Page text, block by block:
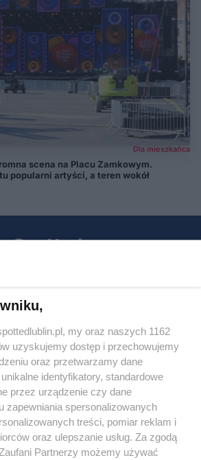
Dla mieszkańca
scena na Placu Zamkowym.
popularni artyści, a teren wokół
z treści
my oraz naszych 1162
uzyskujemy dostęp i przechowujemy
oraz przetwarzamy dane
identyfikatory, standardowe
przez urządzenie czy dane
zapewniania spersonalizowanych
treści, pomiar reklam i
oraz ulepszanie usług. Za zgodą
Partnerzy możemy używać